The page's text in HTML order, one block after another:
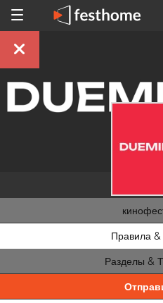
Правила
Разделы &